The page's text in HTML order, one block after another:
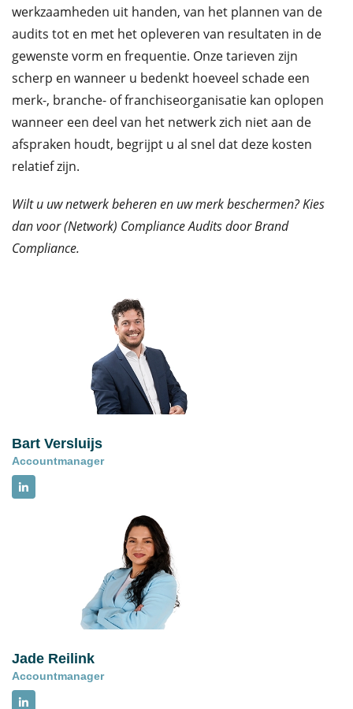
werkzaamheden uit handen, van het plannen van de
audits tot en met het opleveren van resultaten in de
gewenste vorm en frequentie. Onze tarieven zijn
scherp en wanneer u bedenkt hoeveel schade een
merk-, branche- of franchiseorganisatie kan oplopen
wanneer een deel van het netwerk zich niet aan de
afspraken houdt, begrijpt u al snel dat deze kosten
relatief zijn.
Wilt u uw netwerk beheren en uw merk beschermen? Kies
dan voor (Network) Compliance Audits door Brand
Compliance.
Bart Versluijs
Accountmanager
Jade Reilink
Accountmanager